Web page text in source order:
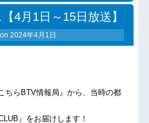
4月1日～15日放送】
2024年4月1日
ちらBTV情報局』から、当時の都
』をお届けします！